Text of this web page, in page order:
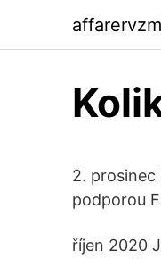
2.
podporou
říjen 2020